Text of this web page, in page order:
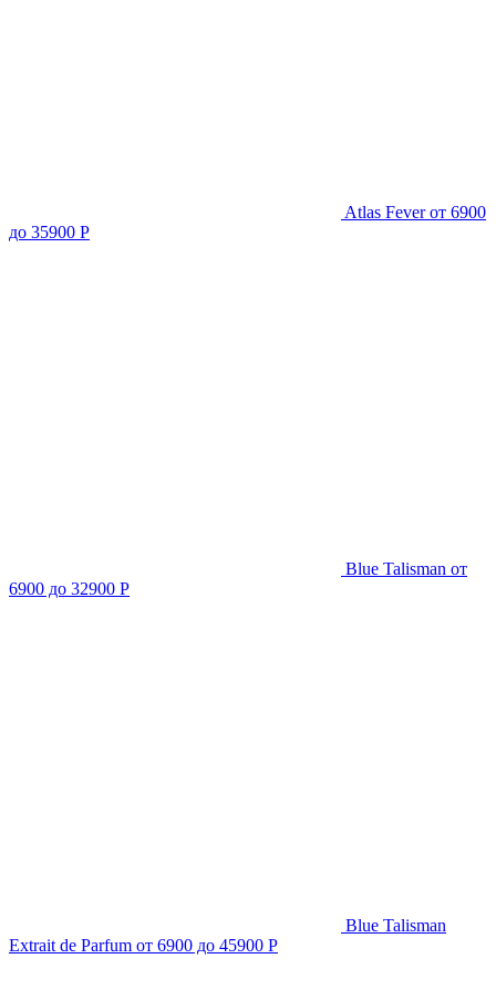
Atlas Fever от 6900
до 35900 Р
Blue Talisman от
6900 до 32900 Р
Blue Talisman
Extrait de Parfum от 6900 до 45900 Р